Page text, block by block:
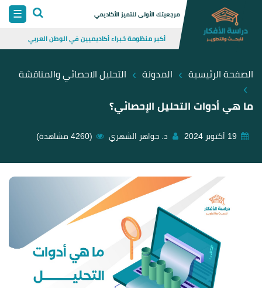
Skip
☰ مرجعيتك الأولى للتميز الأكاديمي
أكبر منظومة خبراء أكاديميين في الوطن العربي
الصفحة الرئيسية › المدونة › التحليل الاحصائي والمناقشة
›
ما هي أدوات التحليل الإحصائي؟
19 أكتوبر 2024 د. جواهر الشهري (4260 مشاهدة)